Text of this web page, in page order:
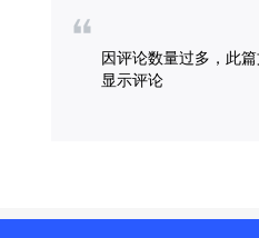
因评论数量过多，此
显示评论